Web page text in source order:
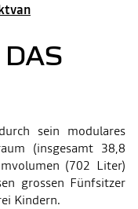
DAS
sein modulares
(insgesamt 38,8
(702 Liter)
grossen Fünfsitzer
Kindern.